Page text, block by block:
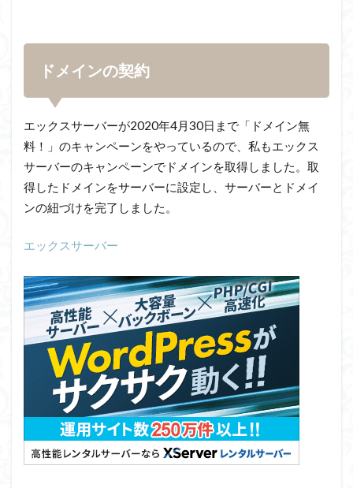
ドメインの契約
エックスサーバーが2020年4月30日まで「ドメイン無
料！」のキャンペーンをやっているので、私もエックス
サーバーのキャンペーンでドメインを取得しました。取
得したドメインをサーバーに設定し、サーバーとドメイ
ンの紐づけを完了しました。
エックスサーバー